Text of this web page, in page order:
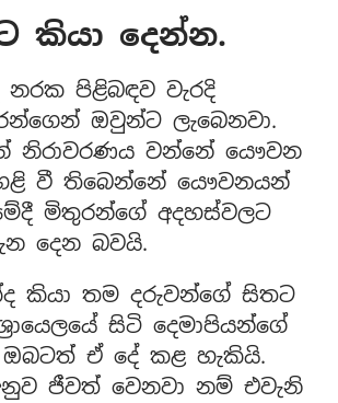
කියා දෙන්න.
පිළිබඳව වැරදි
ඔවුන්ට ලැබෙනවා.
නිරාවරණය වන්නේ යෞවන
වී තිබෙන්නේ යෞවනයන්
මිතුරන්ගේ අදහස්වලට
දෙන බවයි.
කියා තම දරුවන්ගේ සිතට
සිටි දෙමාපියන්ගේ
ඔබටත් ඒ දේ කළ හැකියි.
ජීවත් වෙනවා නම් එවැනි